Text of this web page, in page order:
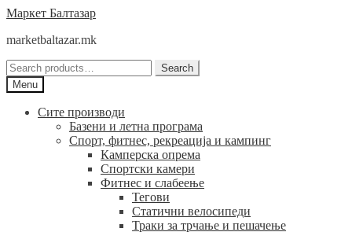
Skip
navigation
Skip
content
Маркет Балтазар
marketbaltazar.mk
Search
for:
Search
Menu
Сите производи
Базени и летна програма
Спорт, фитнес, рекреација и кампинг
Камперска опрема
Спортски камери
Фитнес и слабеење
Тегови
Статични велосипеди
Траки за трчање и пешачење